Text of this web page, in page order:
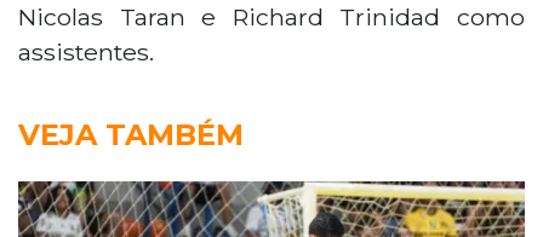
Nicolas Taran e Richard Trinidad como
assistentes.
VEJA TAMBÉM